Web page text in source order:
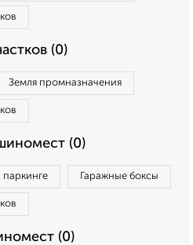
(0)
Земля промназначения
(0)
Гаражные боксы
(0)